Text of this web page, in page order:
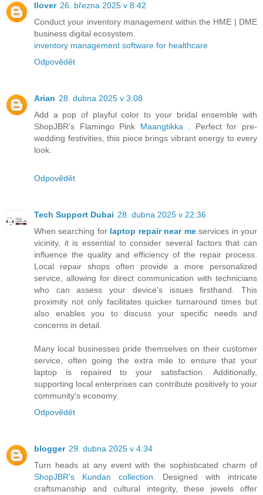
Ilover 26. března 2025 v 8:42
Conduct your inventory management within the HME | DME
business digital ecosystem.
inventory management software for healthcare
Odpovědět
Arian 28. dubna 2025 v 3:08
Add a pop of playful color to your bridal ensemble with
ShopJBR’s Flamingo Pink Maangtikka . Perfect for pre-
wedding festivities, this piece brings vibrant energy to every
look.
Odpovědět
Tech Support Dubai 28. dubna 2025 v 22:36
When searching for laptop repair near meservices in your
vicinity, it is essential to consider several factors that can
influence the quality and efficiency of the repair process.
Local repair shops often provide a more personalized
service, allowing for direct communication with technicians
who can assess your device's issues firsthand. This
proximity not only facilitates quicker turnaround times but
also enables you to discuss your specific needs and
concerns in detail.
Many local businesses pride themselves on their customer
service, often going the extra mile to ensure that your
laptop is repaired to your satisfaction. Additionally,
supporting local enterprises can contribute positively to your
community's economy.
Odpovědět
blogger 29. dubna 2025 v 4:34
Turn heads at any event with the sophisticated charm of
ShopJBR’s Kundan collection. Designed with intricate
craftsmanship and cultural integrity, these jewels offer